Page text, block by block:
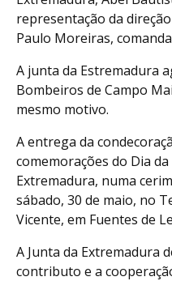
representação da
Paulo Moreiras,
A junta da Estremadura
Bombeiros de Campo
mesmo motivo.
A entrega da
comemorações do Dia
Extremadura, numa
sábado, 30 de maio, no
Vicente, em Fuentes de
A Junta da Extremadura
contributo e a